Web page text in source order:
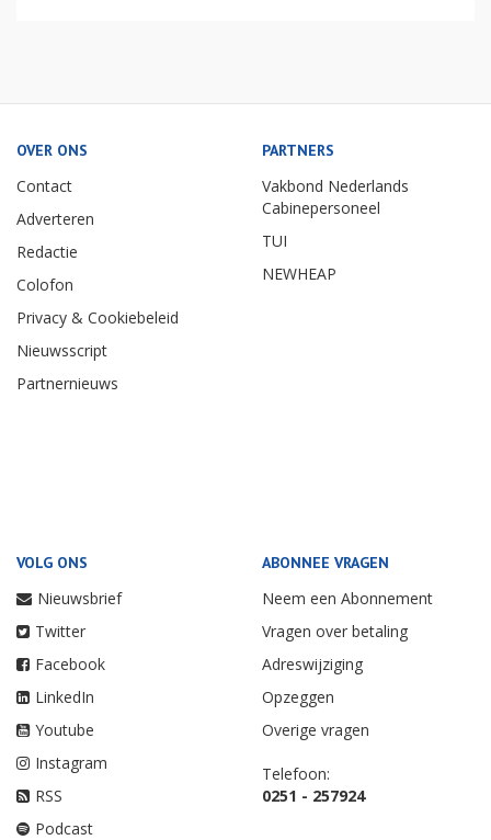
OVER ONS
Contact
Adverteren
Redactie
Colofon
Privacy & Cookiebeleid
Nieuwsscript
Partnernieuws
PARTNERS
Vakbond Nederlands
Cabinepersoneel
TUI
NEWHEAP
VOLG ONS
Nieuwsbrief
Twitter
Facebook
LinkedIn
Youtube
Instagram
RSS
Podcast
ABONNEE VRAGEN
Neem een Abonnement
Vragen over betaling
Adreswijziging
Opzeggen
Overige vragen
Telefoon:
0251 - 257924